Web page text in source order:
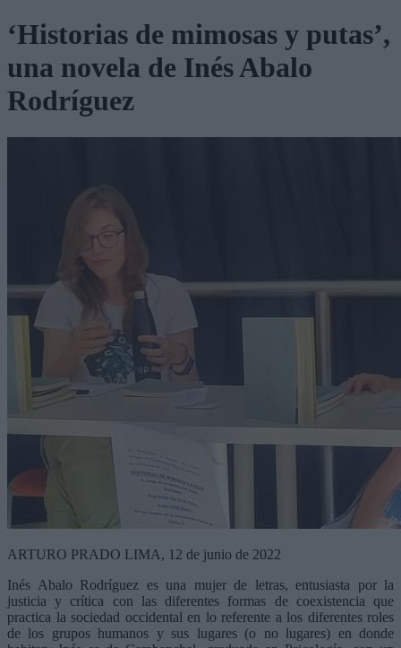
‘Historias de mimosas y putas’,
una novela de Inés Abalo
Rodríguez
ARTURO PRADO LIMA, 12 de junio de 2022
Inés Abalo Rodríguez es una mujer de letras, entusiasta por la
justicia y crítica con las diferentes formas de coexistencia que
practica la sociedad occidental en lo referente a los diferentes roles
de los grupos humanos y sus lugares (o no lugares) en donde